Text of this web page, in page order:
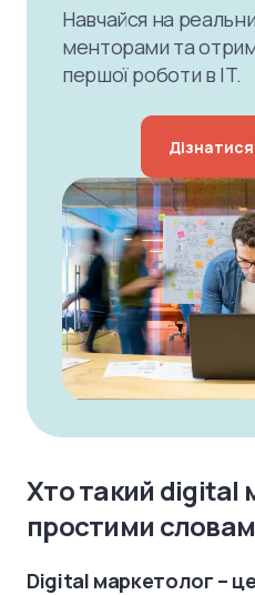
Навчайся на
менторами та
першої роботи в IT.
Хто такий digital
простими
Digital маркетолог –